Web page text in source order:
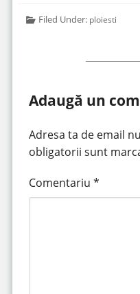
Filed Under: ploiesti
Adaugă un
Adresa ta de email
obligatorii sunt
Comentariu *